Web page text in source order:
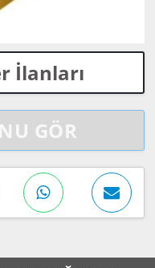
İlanları
GÖR